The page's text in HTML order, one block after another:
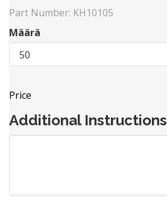
Part Number: KH10105
Määrä
Price
Additional Instructions